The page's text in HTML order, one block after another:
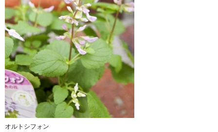
オルトシフォン